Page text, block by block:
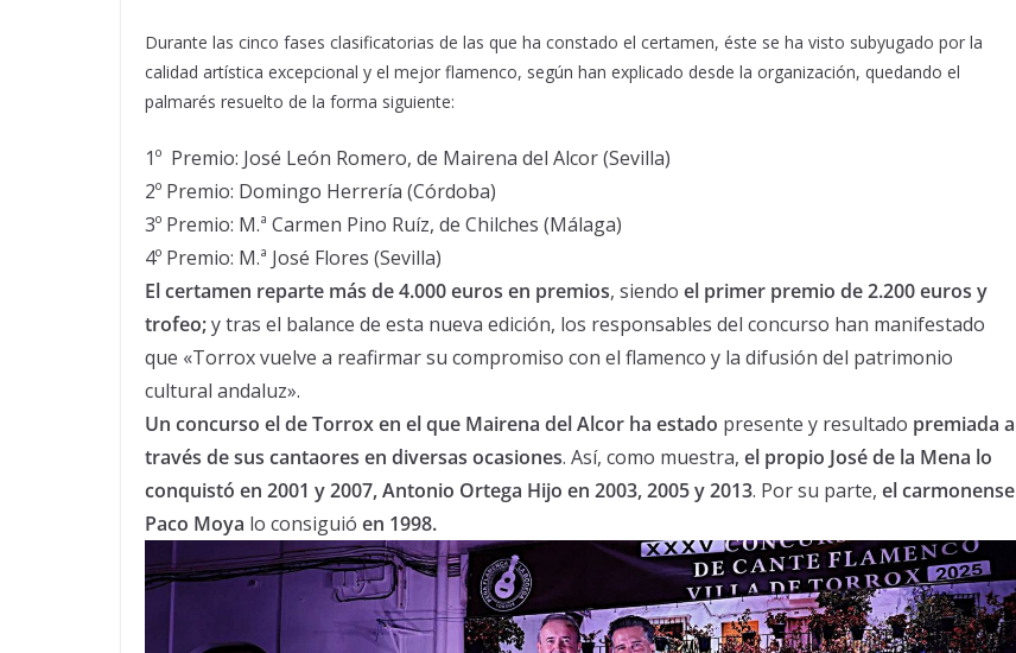
Durante las cinco fases clasificatorias de las que ha constado el certamen, éste se ha visto subyugado por la
calidad artística excepcional y el mejor flamenco, según han explicado desde la organización, quedando el
palmarés resuelto de la forma siguiente:
1º Premio: José León Romero, de Mairena del Alcor (Sevilla)
2º Premio: Domingo Herrería (Córdoba)
3º Premio: M.ª Carmen Pino Ruíz, de Chilches (Málaga)
4º Premio: M.ª José Flores (Sevilla)
El certamen reparte más de 4.000 euros en premios, siendo el primer premio de 2.200 euros y
trofeo;y tras el balance de esta nueva edición, los responsables del concurso han manifestado
que «Torrox vuelve a reafirmar su compromiso con el flamenco y la difusión del patrimonio
cultural andaluz».
Un concurso el de Torrox en el que Mairena del Alcor ha estado presente y resultado premiada a
través de sus cantaores en diversas ocasiones. Así, como muestra, el propio José de la Mena lo
conquistó en 2001 y 2007, Antonio Ortega Hijo en 2003, 2005 y 2013. Por su parte, el carmonense
Paco Moya lo consiguió en 1998.